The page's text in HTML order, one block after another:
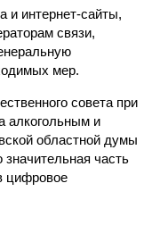
и интернет-сайты,
связи,
мер.
совета при
алкогольным и
областной думы
значительная часть
цифровое